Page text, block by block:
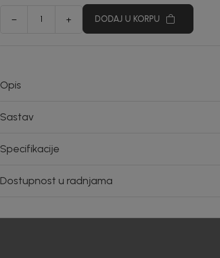
DODAJ U KORPU
Opis
Sastav
Specifikacije
Dostupnost u radnjama